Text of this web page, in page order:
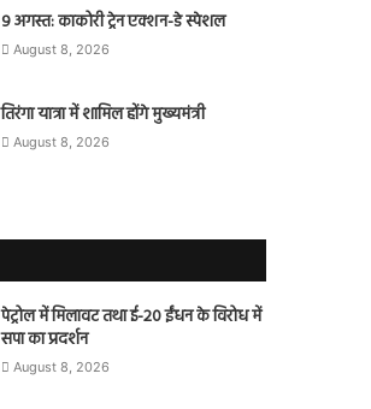
9 अगस्त: काकोरी ट्रेन एक्शन-डे स्पेशल
August 8, 2026
तिरंगा यात्रा में शामिल होंगे मुख्यमंत्री
August 8, 2026
पेट्रोल में मिलावट तथा ई-20 ईंधन के विरोध में
सपा का प्रदर्शन
August 8, 2026